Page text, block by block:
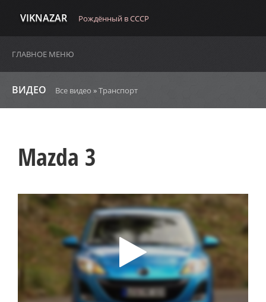
VIKNAZAR Рождённый в СССР
ГЛАВНОЕ МЕНЮ
ВИДЕО Все видео »Транспорт
Mazda 3